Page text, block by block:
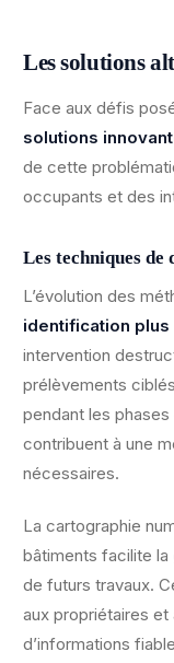
Les solutions
Face aux défis
solutions
de cette
occupants et des
Les techniques de
L’évolution des
identification
intervention
prélèvements
pendant les
contribuent à une
nécessaires.
La cartographie
bâtiments facilite la
de futurs travaux.
aux propriétaires
d’informations